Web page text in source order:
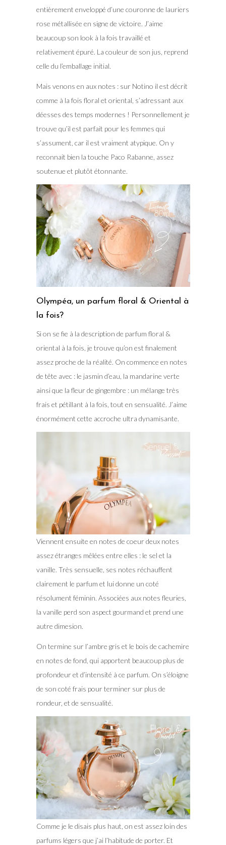
entièrement enveloppé d’une couronne de lauriers
rose métallisée en signe de victoire. J’aime
beaucoup son look à la fois travaillé et
relativement épuré. La couleur de son jus, reprend
celle du l’emballage initial.
Mais venons en aux notes : sur Notino il est décrit
comme à la fois floral et oriental, s’adressant aux
déesses des temps modernes ! Personnellement je
trouve qu’il est parfait pour les femmes qui
s’assument, car il est vraiment atypique. On y
reconnait bien la touche Paco Rabanne, assez
soutenue et plutôt étonnante.
Olympéa, un parfum floral & Oriental à
la fois?
Si on se fie à la description de parfum floral &
oriental à la fois, je trouve qu’on est finalement
assez proche de la réalité. On commence en notes
de tête avec : le jasmin d’eau, la mandarine verte
ainsi que la fleur de gingembre : un mélange très
frais et pétillant à la fois, tout en sensualité. J’aime
énormément cette accroche ultra dynamisante.
Viennent ensuite en notes de coeur deux notes
assez étranges mêlées entre elles : le sel et la
vanille. Très sensuelle, ses notes réchauffent
clairement le parfum et lui donne un coté
résolument féminin. Associées aux notes fleuries,
la vanille perd son aspect gourmand et prend une
autre dimesion.
On termine sur l’ambre gris et le bois de cachemire
en notes de fond, qui apportent beaucoup plus de
profondeur et d’intensité à ce parfum. On s’éloigne
de son coté frais pour terminer sur plus de
rondeur, et de sensualité.
Comme je le disais plus haut, on est assez loin des
parfums légers que j’ai l’habitude de porter. Et